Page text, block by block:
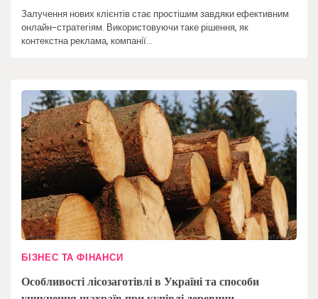
Залучення нових клієнтів стає простішим завдяки ефективним
онлайн-стратегіям. Використовуючи таке рішення, як
контекстна реклама, компанії…
БІЗНЕС ТА ФІНАНСИ
Особливості лісозаготівлі в Україні та способи